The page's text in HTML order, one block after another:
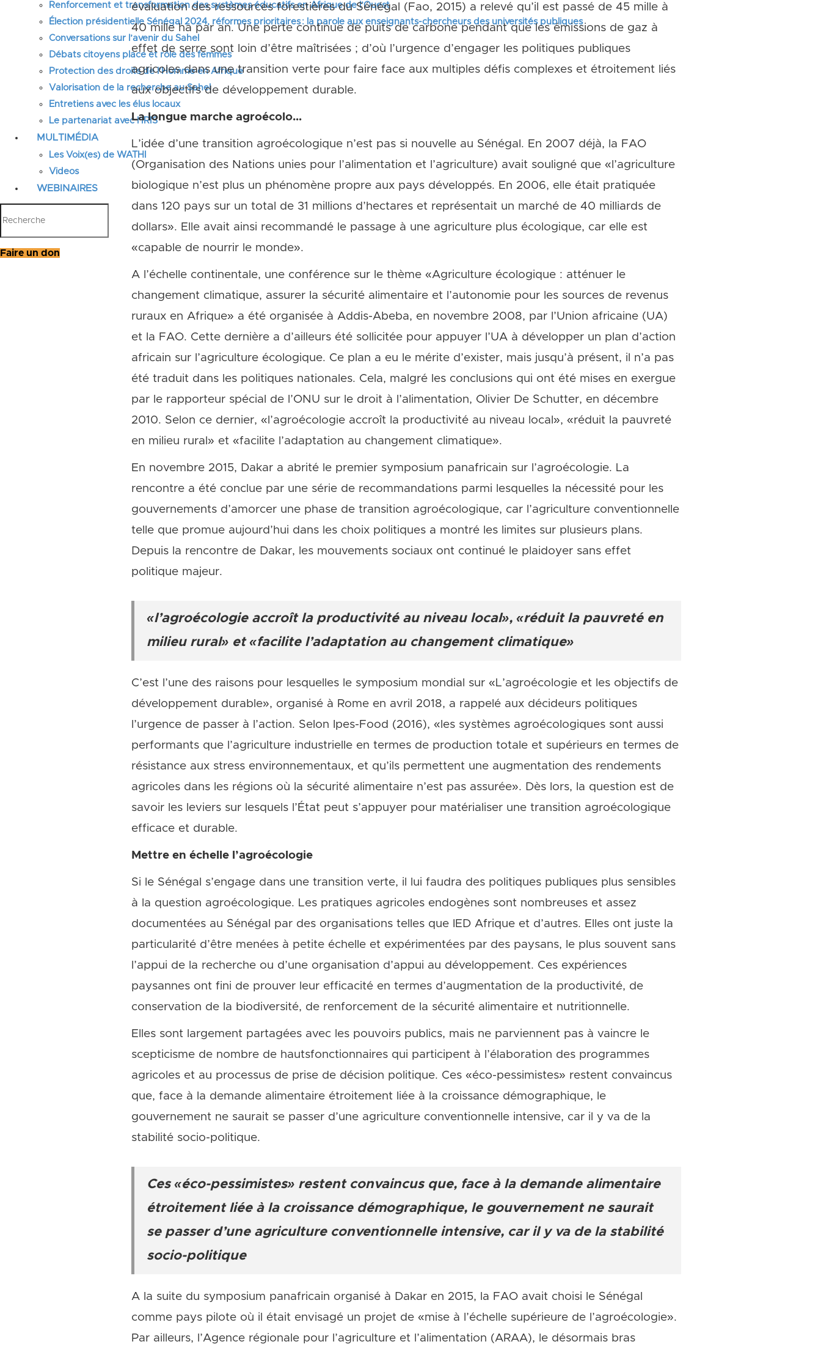
Renforcement et transformation des systèmes éducatifs en Afrique de l’Ouest
Élection présidentielle Sénégal 2024, réformes prioritaires : la parole aux enseignants-chercheurs des universités publiques
Conversations sur l’avenir du Sahel
Débats citoyens place et rôle des femmes
Protection des droits de l’Homme en Afrique
Valorisation de la recherche au Sahel
Entretiens avec les élus locaux
Le partenariat avec l’IRIS
MULTIMÉDIA
Les Voix(es) de WATHI
Videos
WEBINAIRES
Faire un don
évaluation des ressources forestières du Sénégal (Fao, 2015) a relevé qu’il est passé de 45 mille à
40 mille ha par an. Une perte continue de puits de carbone pendant que les émissions de gaz à
effet de serre sont loin d’être maîtrisées ; d’où l’urgence d’engager les politiques publiques
agricoles dans une transition verte pour faire face aux multiples défis complexes et étroitement liés
aux objectifs de développement durable.
La longue marche agroécolo…
L’idée d’une transition agroécologique n’est pas si nouvelle au Sénégal. En 2007 déjà, la FAO
(Organisation des Nations unies pour l’alimentation et l’agriculture) avait souligné que «l’agriculture
biologique n’est plus un phénomène propre aux pays développés. En 2006, elle était pratiquée
dans 120 pays sur un total de 31 millions d’hectares et représentait un marché de 40 milliards de
dollars». Elle avait ainsi recommandé le passage à une agriculture plus écologique, car elle est
«capable de nourrir le monde».
A l’échelle continentale, une conférence sur le thème «Agriculture écologique : atténuer le
changement climatique, assurer la sécurité alimentaire et l’autonomie pour les sources de revenus
ruraux en Afrique» a été organisée à Addis-Abeba, en novembre 2008, par l’Union africaine (UA)
et la FAO. Cette dernière a d’ailleurs été sollicitée pour appuyer l’UA à développer un plan d’action
africain sur l’agriculture écologique. Ce plan a eu le mérite d’exister, mais jusqu’à présent, il n’a pas
été traduit dans les politiques nationales. Cela, malgré les conclusions qui ont été mises en exergue
par le rapporteur spécial de l’ONU sur le droit à l’alimentation, Olivier De Schutter, en décembre
2010. Selon ce dernier, «l’agroécologie accroît la productivité au niveau local», «réduit la pauvreté
en milieu rural» et «facilite l’adaptation au changement climatique».
En novembre 2015, Dakar a abrité le premier symposium panafricain sur l’agroécologie. La
rencontre a été conclue par une série de recommandations parmi lesquelles la nécessité pour les
gouvernements d’amorcer une phase de transition agroécologique, car l’agriculture conventionnelle
telle que promue aujourd’hui dans les choix politiques a montré les limites sur plusieurs plans.
Depuis la rencontre de Dakar, les mouvements sociaux ont continué le plaidoyer sans effet
politique majeur.
«l’agroécologie accroît la productivité au niveau local», «réduit la pauvreté en
milieu rural» et «facilite l’adaptation au changement climatique»
C’est l’une des raisons pour lesquelles le symposium mondial sur «L’agroécologie et les objectifs de
développement durable», organisé à Rome en avril 2018, a rappelé aux décideurs politiques
l’urgence de passer à l’action. Selon Ipes-Food (2016), «les systèmes agroécologiques sont aussi
performants que l’agriculture industrielle en termes de production totale et supérieurs en termes de
résistance aux stress environnementaux, et qu’ils permettent une augmentation des rendements
agricoles dans les régions où la sécurité alimentaire n’est pas assurée». Dès lors, la question est de
savoir les leviers sur lesquels l’État peut s’appuyer pour matérialiser une transition agroécologique
efficace et durable.
Mettre en échelle l’agroécologie
Si le Sénégal s’engage dans une transition verte, il lui faudra des politiques publiques plus sensibles
à la question agroécologique. Les pratiques agricoles endogènes sont nombreuses et assez
documentées au Sénégal par des organisations telles que IED Afrique et d’autres. Elles ont juste la
particularité d’être menées à petite échelle et expérimentées par des paysans, le plus souvent sans
l’appui de la recherche ou d’une organisation d’appui au développement. Ces expériences
paysannes ont fini de prouver leur efficacité en termes d’augmentation de la productivité, de
conservation de la biodiversité, de renforcement de la sécurité alimentaire et nutritionnelle.
Elles sont largement partagées avec les pouvoirs publics, mais ne parviennent pas à vaincre le
scepticisme de nombre de hautsfonctionnaires qui participent à l’élaboration des programmes
agricoles et au processus de prise de décision politique. Ces «éco-pessimistes» restent convaincus
que, face à la demande alimentaire étroitement liée à la croissance démographique, le
gouvernement ne saurait se passer d’une agriculture conventionnelle intensive, car il y va de la
stabilité socio-politique.
Ces «éco-pessimistes» restent convaincus que, face à la demande alimentaire
étroitement liée à la croissance démographique, le gouvernement ne saurait
se passer d’une agriculture conventionnelle intensive, car il y va de la stabilité
socio-politique
A la suite du symposium panafricain organisé à Dakar en 2015, la FAO avait choisi le Sénégal
comme pays pilote où il était envisagé un projet de «mise à l’échelle supérieure de l’agroécologie».
Par ailleurs, l’Agence régionale pour l’agriculture et l’alimentation (ARAA), le désormais bras